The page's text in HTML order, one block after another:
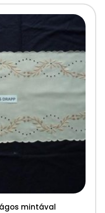
mintával